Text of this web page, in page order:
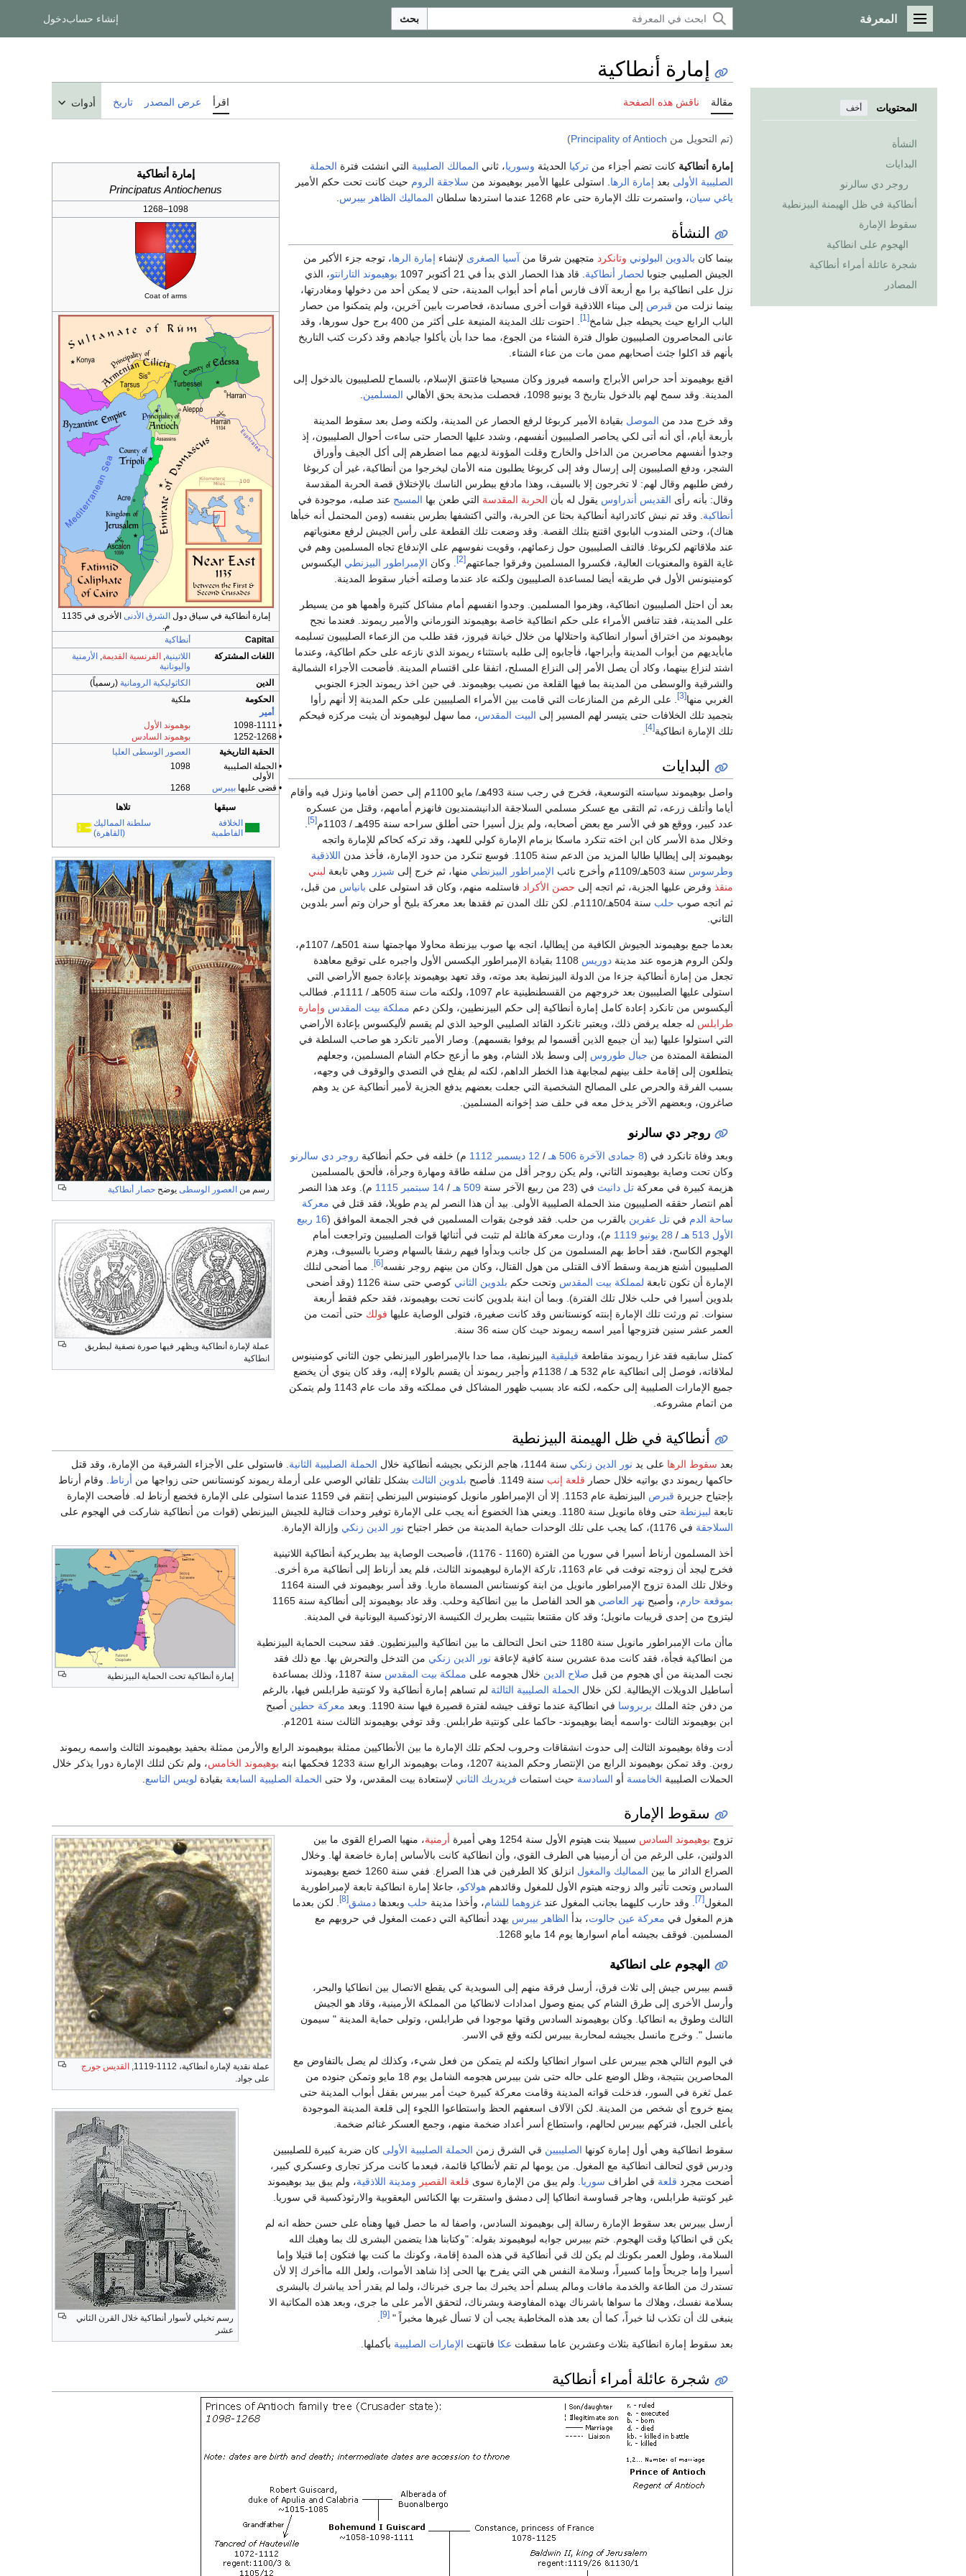
القائمة الرئيسية
المعرفة بحث إنشاء حسابدخول
المحتويات أخف
النشأة
البدايات
روجر دي سالرنو
أنطاكية في ظل الهيمنة البيزنطية
سقوط الإمارة
الهجوم على انطاكية
شجرة عائلة أمراء أنطاكية
المصادر
إمارة أنطاكية
مقالة ناقش هذه الصفحة اقرأ عرض المصدر تاريخ أدوات
(تم التحويل من Principality of Antioch
)
إمارة أنطاكية
Principatus Antiochenus
1098–1268
Coat of arms
إمارة أنطاكية في سياق دولالشرق الأدنى
الأخرى في 1135
م.
Capital
أنطاكية
اللغات المشتركة
اللاتينية, الفرنسية القديمة, الأرمنية
واليونانية
الدين
الكاثوليكية الرومانية (رسمياً)
الحكومة
ملكية
أمير
• 1098-1111
بوهموند الأول
• 1252-1268
بوهموند السادس
الحقبة التاريخية
العصور الوسطى العليا
• الحملة الصليبية
الأولى
1098
• قضى عليهابيبرس
1268
سبقها
تلاها
الخلافة
الفاطمية
سلطنة المماليك
(القاهرة)
إمارة أنطاكية كانت تضم أجزاء من تركيا الحديثة وسوريا، ثاني الممالك الصليبية التي انشئت فترة الحملة
الصليبية الأولى بعد إمارة الرها . استولى عليها الأمير بوهيموند من سلاجقة الروم حيث كانت تحت حكم الأمير
ياغي سيان، واستمرت تلك الإمارة حتى عام 1268 عندما استردها سلطان المماليك الظاهر بيبرس
النشأة
بينما كان بالدوين البولوني وتانكرد متجهين شرقا من آسيا الصغرى لإنشاء إمارة الرها، توجه جزء الأكبر من
الجيش الصليبي جنوبا لحصار أنطاكية. قاد هذا الحصار الذي بدأ في 21 أكتوبر 1097 بوهيموند التارانتو، الذي
نزل على انطاكية برا مع أربعة آلاف فارس أمام أحد أبواب المدينة، حتى لا يمكن أحد من دخولها ومغادرتها،
بينما نزلت من قبرص إلى ميناء اللاذقية قوات أخرى مساندة، فحاصرت بابين آخرين، ولم يتمكنوا من حصار
الباب الرابع حيث يحيطه جبل شامخ[1]
. احتوت تلك المدينة المنيعة على أكثر من 400 برج حول سورها، وقد
عانى المحاصرون الصليبيون طوال فترة الشتاء من الجوع، مما حدا بأن يأكلوا جيادهم وقد ذكرت كتب التاريخ
بأنهم قد اكلوا جثث أصحابهم ممن مات من عناء الشتاء.
اقنع بوهيموند أحد حراس الأبراج واسمه فيروز وكان مسيحيا فاعتنق الإسلام، بالسماح للصليبيون بالدخول إلى
المدينة. وقد سمح لهم بالدخول بتاريخ 3 يونيو 1098، فحصلت مذبحة بحق الأهالي
المسلمين.
وقد خرج مدد من الموصل بقيادة الأمير كربوغا لرفع الحصار عن المدينة، ولكنه وصل بعد سقوط المدينة
بأربعة أيام، أي أنه أتى لكي يحاصر الصليبيون أنفسهم، وشدد عليها الحصار حتى ساءت أحوال الصليبيون، إذ
وجدوا أنفسهم محاصرين من الداخل والخارج وقلت المؤونة لديهم مما اضطرهم إلى أكل الجيف وأوراق
الشجر، ودفع الصليبيون إلى إرسال وفد إلى كربوغا يطلبون منه الأمان ليخرجوا من أنطاكية، غير أن كربوغا
رفض طلبهم وقال لهم: لا تخرجون إلا بالسيف، وهذا مادفع ببطرس الناسك بالإختلاق قصة الحربة المقدسة
وقال: بأنه رأى القديس أندراوس يقول له بأن الحربة المقدسة التي طعن بها المسيح عند صلبه، موجودة في
أنطاكية. وقد تم نبش كاتدرائية أنطاكية بحثا عن الحربة، والتي اكتشفها بطرس بنفسه (ومن المحتمل أنه خبأها
هناك)، وحتى المندوب البابوي اقتنع بتلك القصة. وقد وضعت تلك القطعة على رأس الجيش لرفع معنوياتهم
عند ملاقاتهم لكربوغا. فالتف الصليبيون حول زعمائهم، وقويت نفوسهم على الإندفاع تجاه المسلمين وهم في
غاية القوة والمعنويات العالية، فكسروا المسلمين وفرقوا جماعتهم[2] . وكان الإمبراطور البيزنطي اليكسوس
كومنينونس الأول في طريقه أيضا لمساعدة الصليبيون ولكنه عاد عندما وصلته أخبار سقوط المدينة.
بعد أن احتل الصليبيون انطاكية، وهزموا المسلمين. وجدوا انفسهم أمام مشاكل كثيرة وأهمها هو من يسيطر
على المدينة، فقد تنافس الأمراء على حكم انطاكية خاصة بوهيموند النورماني والأمير ريموند. فعندما نجح
بوهيموند من اختراق أسوار انطاكية واحتلالها من خلال خيانة فيروز، فقد طلب من الزعماء الصليبيون تسليمه
مابأيديهم من أبواب المدينة وأبراجها، فأجابوه إلى طلبه باستثناء ريموند الذي نازعه على حكم اطاكية، وعندما
اشتد لنزاع بينهما، وكاد أن يصل الأمر إلى النزاع المسلح، اتفقا على اقتسام المدينة. فأضحت الأجزاء الشمالية
والشرقية والوسطى من المدينة بما فيها القلعة من نصيب بوهيموند. في حين اخذ ريموند الجزء الجنوبي
الغربي منها[3]
. على الرغم من المنازعات التي قامت بين الأمراء الصليبيين على حكم المدينة إلا أنهم رأوا
بتجميد تلك الخلافات حتى يتيسر لهم المسير إلى البيت المقدس، مما سهل لبوهيموند أن يثبت مركزه فيحكم
تلك الإمارة انطاكية[4]
.
رسم من العصور الوسطى يوضح حصار أنطاكية
البدايات
عملة لإمارة أنطاكية ويظهر فيها صورة نصفية لبطريق
انطاكية
واصل بوهيموند سياسته التوسعية، فخرج في رجب سنة 493هـ/ مايو 1100م إلى حصن أفاميا ونزل فيه وأقام
أياما وأتلف زرعه، ثم التقى مع عسكر مسلمي السلاجقة الدانيشمنديون فانهزم أمامهم، وقتل من عسكره
عدد كبير، ووقع هو في الأسر مع بعض أصحابه، ولم يزل أسيرا حتى أطلق سراحه سنة 495هـ / 1103م
[5]
وخلال مدة الأسر كان ابن اخته تنكرد ماسكا بزمام الإمارة كولي للعهد، وقد تركه كحاكم للإمارة واتجه
بوهيموند إلى إيطاليا طالبا المزيد من الدعم سنة 1105. فوسع تنكرد من حدود الإمارة، فأخذ مدن
اللاذقية
وطرسوس سنة 503هـ/1109م وأخرج نائب الإمبراطور البيزنطي منها، ثم خرج إلى شيزر وهي تابعة لبني
منقذ وفرض عليها الجزية، ثم اتجه إلى حصن الأكراد فاستلمه منهم، وكان قد استولى على بانياس من قبل،
ثم اتجه صوب حلب
سنة 504هـ/1110م. لكن تلك المدن تم فقدها بعد معركة بليخ أو حران وتم أسر بلدوين
الثاني.
بعدما جمع بوهيموند الجيوش الكافية من إيطاليا، اتجه بها صوب بيزنطة محاولا مهاجمتها سنة 501هـ/ 1107م،
ولكن الروم هزموه عند مدينة دوريس
1108 بقيادة الإمبراطور اليكسس الأول واجبره على توقيع معاهدة
تجعل من إمارة أنطاكية جزءا من الدولة البيزنطية بعد موته، وقد تعهد بوهيموند بإعادة جميع الأراضي التي
استولى عليها الصليبيون بعد خروجهم من القسطنطينية عام 1097، ولكنه مات سنة 505هـ / 1111م. فطالب
أليكسوس من تانكرد إعادة كامل إمارة أنطاكية إلى حكم البيزنطيين، ولكن دعم مملكة بيت المقدس وإمارة
طرابلس له جعله يرفض ذلك، ويعتبر تانكرد القائد الصليبي الوحيد الذي لم يقسم لأليكسوس بإعادة الأراضي
التي استولوا عليها (بيد أن جيمع الذين أقسموا لم يوفوا بقسمهم). وصار الأمير تانكرد هو صاحب السلطة في
المنطقة الممتدة من جبال طوروس إلى وسط بلاد الشام، وهو ما أزعج حكام الشام المسلمين، وجعلهم
يتطلعون إلى إقامة حلف بينهم لمجابهة هذا الخطر الداهم، لكنه لم يفلح في التصدي والوقوف في وجهه،
بسبب الفرقة والحرص على المصالح الشخصية التي جعلت بعضهم يدفع الجزية لأمير أنطاكية عن يد وهم
صاغرون، وبعضهم الآخر يدخل معه في حلف ضد إخوانه المسلمين.
روجر دي سالرنو
وبعد وفاة تانكرد في (8 جمادى الآخرة 506 هـ / 12 ديسمبر 1112 م) خلفه في حكم أنطاكية روجر دي سالرنو
وكان تحت وصاية بوهيموند الثاني، ولم يكن روجر أقل من سلفه طاقة ومهارة وجرأة، فألحق بالمسلمين
هزيمة كبيرة في معركة تل دانيث في (23 من ربيع الآخر سنة 509 هـ / 14 سبتمبر 1115 م). وعد هذا النصر
أهم انتصار حققه الصليبيون منذ الحملة الصليبية الأولى. بيد أن هذا النصر لم يدم طويلا، فقد قتل في معركة
ساحة الدم في تل عفرين بالقرب من حلب. فقد فوجئ بقوات المسلمين في فجر الجمعة الموافق (
16 ربيع
الأول 513 هـ / 28 يونيو 1119 م)، ودارت معركة هائلة لم تثبت في أثنائها قوات الصليبيين وتراجعت أمام
الهجوم الكاسح، فقد أحاط بهم المسلمون من كل جانب وبدأوا فيهم رشقا بالسهام وضربا بالسيوف، وهزم
الصليبيون أشنع هزيمة وسقط آلاف القتلى من هول القتال، وكان من بينهم روجر نفسه[6]
. مما أضحى لتلك
الإمارة أن تكون تابعة لمملكة بيت المقدس وتحت حكم بلدوين الثاني
كوصي حتى سنة 1126 (وقد أضحى
بلدوين أسيرا في حلب خلال تلك الفترة). وبما أن ابنة بلدوين كانت تحت بوهيموند، فقد حكم فقط أربعة
سنوات. ثم ورثت تلك الإمارة إبنته كونستانس وقد كانت صغيرة، فتولى الوصاية عليها فولك حتى أتمت من
العمر عشر سنين فتزوجها أمير اسمه ريموند حيث كان سنه 36 سنة.
كمثل سابقيه فقد غزا ريموند مقاطعة قيليقية البيزنطية، مما حدا بالإمبراطور البيزنطي جون الثاني كومنينوس
لملاقاته، فوصل إلى انطاكية عام 532 هـ / 1138م وأجبر ريموند أن يقسم بالولاء إليه، وقد كان ينوي أن يخضع
جميع الإمارات الصليبية إلى حكمه، لكنه عاد بسبب ظهور المشاكل في مملكته وقد مات عام 1143 ولم يتمكن
من اتمام مشروعه.
أنطاكية في ظل الهيمنة البيزنطية
بعد سقوط الرها على يد نور الدين زنكي سنة 1144، هاجم الزنكي بجيشه أنطاكية خلال الحملة الصليبية الثانية . فاستولى على الأجزاء الشرقية من الإمارة، وقد قتل
حاكمها ريموند دي بواتيه خلال حصار قلعة إنب سنة 1149. فأصبح بلدوين الثالث بشكل تلقائي الوصي على أرملة ريموند كونستانس حتى زواجها من أرناط . وقام أرناط
بإجتياح جزيرة قبرص
البيزنطية عام 1153. إلا أن الإمبراطور مانويل كومنينوس البيزنطي إنتقم في 1159 عندما استولى على الإمارة فخضع أرناط له. فأضحت الإمارة
تابعة لبيزنطة حتى وفاة مانويل سنة 1180. ويعني هذا الخضوع أنه يجب على الإمارة توفير وحدات قتالية للجيش البيزنطي (قوات من أنطاكية شاركت في الهجوم على
السلاجقة في 1176)، كما يجب على تلك الوحدات حماية المدينة من خطر اجتياح نور الدين زنكي وإزالة الإمارة.
إمارة أنطاكية تحت الحماية البيزنطية
أخذ المسلمون أرناط أسيرا في سوريا من الفترة (1160 - 1176)، فأصبحت الوصاية بيد بطريركية أنطاكية اللاتينية
فخرج ليجد أن زوجته توفت في عام 1163، تاركة الإمارة لبوهيموند الثالث، فلم يعد أرناط إلى أنطاكية مرة أخرى.
وخلال تلك المدة تزوج الإمبراطور مانويل من ابنة كونستانس المسماة ماريا. وقد أسر بوهيموند في السنة 1164
بموقعة حارم، وأصبح نهر العاصي
هو الحد الفاصل ما بين انطاكية وحلب. وقد عاد بوهيموند إلى أنطاكية سنة 1165
ليتزوج من إحدى قريبات مانويل؛ وقد كان مقتنعا بتثبيت بطريرك الكنيسة الارثوذكسية اليونانية في المدينة.
ماأن مات الإمبراطور مانويل سنة 1180 حتى انحل التحالف ما بين انطاكية والبيزنطيون. فقد سحبت الحماية البيزنطية
من انطاكية فجأة، فقد كانت مدة عشرين سنة كافية لإعاقة نور الدين زنكي من التدخل والتحرش بها. مع ذلك فقد
نجت المدينة من أي هجوم من قبل صلاح الدين خلال هجومه على مملكة بيت المقدس
سنة 1187، وذلك بمساعدة
أساطيل الدويلات الإيطالية. لكن خلال الحملة الصليبية الثالثة لم تساهم إمارة أنطاكية ولا كونتية طرابلس فيها، بالرغم
من دفن جثة الملك بربروسا في انطاكية عندما توقف جيشه لفترة قصيرة فيها سنة 1190. وبعد معركة حطين أصبح
ابن بوهيموند الثالث -واسمه أيضا بوهيموند- حاكما على كونتية طرابلس. وقد توفي بوهيموند الثالث سنة 1201م.
أدت وفاة بوهيموند الثالث إلى حدوث انشقاقات وحروب لحكم تلك الإمارة ما بين الأنطاكيين ممثلة ببوهيموند الرابع والأرمن ممثلة بحفيد بوهيموند الثالث واسمه ريموند
روبن. وقد تمكن بوهيموند الرابع من الإنتصار وحكم المدينة 1207، ومات بوهيموند الرابع سنة 1233 فحكمها ابنه
بوهيموند الخامس، ولم تكن لتلك الإمارة دورا يذكر خلال
الحملات الصليبية الخامسة أو السادسة حيث استمات فريدريك الثاني لإستعادة بيت المقدس، ولا حتى الحملة الصليبية السابعة بقيادة لويس التاسع
سقوط الإمارة
عملة نقدية لإمارة أنطاكية، 1112-1119,
القديس جورج
على جواد.
تزوج بوهيموند السادس سيبيلا بنت هيتوم الأول سنة 1254 وهي أميرة أرمنية، منهيا الصراع القوى ما بين
الدولتين، على الرغم من أن أرمينيا هي الطرف القوي، وأن انطاكية كانت بالأساس إمارة خاضعة لها. وخلال
الصراع الدائر ما بين المماليك والمغول
انزلق كلا الطرفين في هذا الصراع. ففي سنة 1260 خضع بوهيموند
السادس وتحت تأثير والد زوجته هيتوم الأول للمغول وقائدهم هولاكو، جاعلا إمارة انطاكية تابعة لإمبراطورية
المغول[7] . وقد حارب كليهما بجانب المغول عند غزوهما للشام، وأخذا مدينة حلب وبعدها دمشق[8]
. لكن بعدما
هزم المغول في معركة عين جالوت، بدأ الظاهر بيبرس يهدد أنطاكية التي دعمت المغول في حروبهم مع
المسلمين. فوقف بجيشه أمام اسوارها يوم 14 مايو 1268.
الهجوم على انطاكية
قسم بيبرس جيش إلى ثلاث فرق، أرسل فرقة منهم إلى السويدية كي يقطع الاتصال بين انطاكيا والبحر،
وأرسل الأخرى إلى طرق الشام كي يمنع وصول امدادات لانطاكيا من المملكة الأرمينية، وقاد هو الجيش
الثالث وطوق به انطاكيا. وكان بوهيموند السادس وقتها موجودا في طرابلس، وتولى حماية المدينة " سيمون
مانسل ". وخرج مانسل بجيشه لمحاربة بيبرس لكنه وقع قي الاسر.
رسم تخيلي لأسوار أنطاكية خلال القرن الثاني
عشر
في اليوم التالي هجم بيبرس على اسوار انطاكيا ولكنه لم يتمكن من فعل شيء، وكذلك لم يصل بالتفاوض مع
المحاصرين بنتيجة، وظل الوضع على حاله حتى شن بيبرس هجومه الشامل يوم 18 مايو وتمكن جنوده من
عمل ثغرة في السور، فدخلت قواته المدينة وقامت معركة كبيرة حيث أمر بيبرس بقفل أبواب المدينة حتى
يمنع خروج أي شخص من المدينة. لكن الآلاف اسعفهم الحظ واستطاعوا اللجوء إلى قلعة المدينة الموجودة
بأعلى الجبل، فتركهم بيبرس لحالهم، واستطاع أسر أعداد ضخمة منهم، وجمع العسكر غنائم ضخمة.
سقوط انطاكية وهي أول إمارة كونها الصليبيين قي الشرق زمن الحملة الصليبية الأولى كان ضربة كبيرة للصليبيين
ودرس قوي لتحالف انطاكية مع المغول. من يومها لم تقم لأنطاكيا قائمة، فبعدما كانت مركز تجارى وعسكري كبير،
أضحت مجرد قلعة قي اطراف سوريا. ولم يبق من الإمارة سوى قلعة القصير ومدينة اللاذقية، ولم يبق بيد بوهيموند
غير كونتية طرابلس، وهاجر قساوسة انطاكيا إلى دمشق واستقرت بها الكنائس اليعقوبية والارثوذكسية قي سوريا.
أرسل بيبرس بعد سقوط الإمارة رسالة إلى بوهيموند السادس، واصفا له ما حصل فيها وهنأه على حسن حظه انه لم
يكن قي انطاكيا وقت الهجوم. ختم بيبرس جوابه لبوهيموند بقوله: "وكتابنا هذا يتضمن البشرى لك بما وهبك الله
السلامة، وطول العمر بكونك لم يكن لك قي أنطاكية قي هذه المدة إقامة، وكونك ما كنت بها فتكون إما قتيلا وإما
أسيرا وإما جريحاً وإما كسيراً، وسلامة النفس هي التي يفرح بها الحى إذا شاهد الأموات، ولعل الله ماأخرك إلا لأن
تستدرك من الطاعة والخدمة مافات ومالم يسلم أحد يخبرك بما جرى خبرناك، ولما لم يقدر أحد يباشرك بالبشرى
بسلامة نفسك، وهلاك ما سواها باشرناك بهذه المفاوضة وبشرناك، لتحقق الأمر على ما جرى، وبعد هذه المكاتبة الا
ينبغى لك أن تكذب لنا خبراً، كما أن بعد هذه المخاطبة يجب أن لا تسأل غيرها مخبراً " [9]
.
بعد سقوط إمارة انطاكية بثلاث وعشرين عاما سقطت عكا فانتهت الإمارات الصليبية بأكملها.
شجرة عائلة أمراء أنطاكية